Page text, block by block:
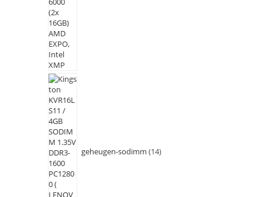
geheugen-sodimm 14